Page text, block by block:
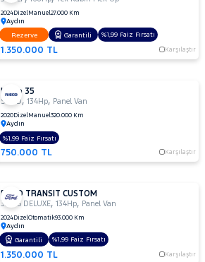
2024DizelManuel27.000 Km
Aydın
1.350.000 TL Karşılaştır
Rezerve Garantili %1,99 Faiz Fırsatı
Iveco 35
S 12 D,134Hp, Panel Van
2020DizelManuel320.000 Km
Aydın
750.000 TL Karşılaştır
%1,99 Faiz Fırsatı
FORD TRANSIT CUSTOM
320 S DELUXE,134Hp, Panel Van
2024DizelOtomatik93.000 Km
Aydın
1.350.000 TL Karşılaştır
Garantili %1,99 Faiz Fırsatı